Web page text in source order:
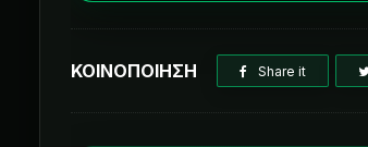
ΚΟΙΝΟΠΟΙΗΣΗ Share it